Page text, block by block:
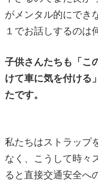
がメンタル的にでき
１でお話しするのは
子供さんたちも「こ
けて車に気を付ける
たです。
私たちはストラップ
なく、こうして時々
ると直接交通安全へ